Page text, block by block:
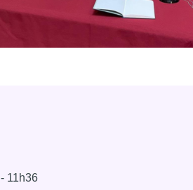
- 11h36